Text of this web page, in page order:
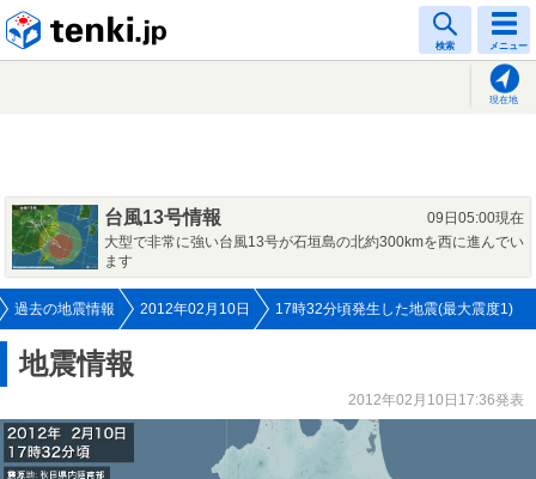
検索 メニュー
現在地
台風13号情報
09日05:00現在
大型で非常に強い台風13号が石垣島の北約300kmを西に進んでい
ます
過去の地震情報 2012年02月10日 17時32分頃発生した地震(最大震度1)
地震情報
2012年02月10日17:36発表